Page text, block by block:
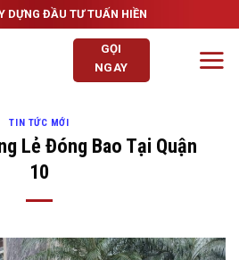
DỰNG ĐẦU TƯ TUẤN HIỀN
GỌI
NGAY
TIN TỨC MỚI
Lẻ Đóng Bao Tại Quận
10